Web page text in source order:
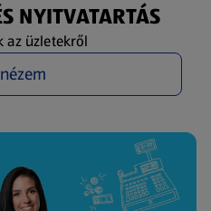
NYITVATARTÁS
az üzletekről